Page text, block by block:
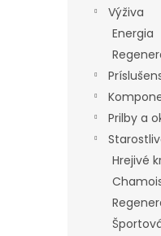
Výživa
Energia
Prilby a
Hrejivé